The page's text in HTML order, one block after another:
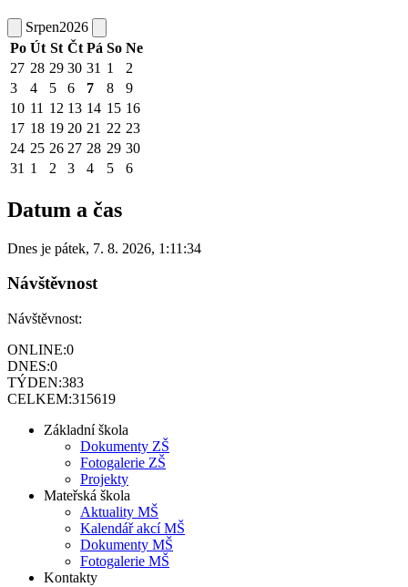
Srpen2026
Po Út St Čt Pá So Ne
27 28 29 30 31 1
2
3
4 5 6 7 8
9
10 11 12 13 14 15 16
17 18 19 20 21 22 23
24 25 26 27 28 29 30
31 1 2 3 4 5 6
Datum a čas
Dnes je pátek, 7. 8. 2026, 1:11:34
Návštěvnost
Návštěvnost:
ONLINE:0
DNES:0
TÝDEN:383
CELKEM:315619
Základní škola
Dokumenty ZŠ
Fotogalerie ZŠ
Projekty
Mateřská škola
Aktuality MŠ
Kalendář akcí MŠ
Dokumenty MŠ
Fotogalerie MŠ
Kontakty